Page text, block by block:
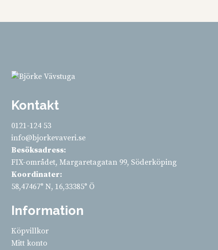
Kontakt
0121-124 53
info@bjorkevaveri.se
Besöksadress:
FIX-området, Margaretagatan 99, Söderköping
Koordinater:
58,47467° N, 16,33385° Ö
Information
Köpvillkor
Mitt konto